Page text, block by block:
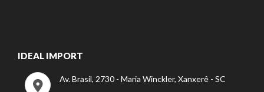
IDEAL IMPORT
Av. Brasil, 2730 - Maria Winckler, Xanxerê - SC